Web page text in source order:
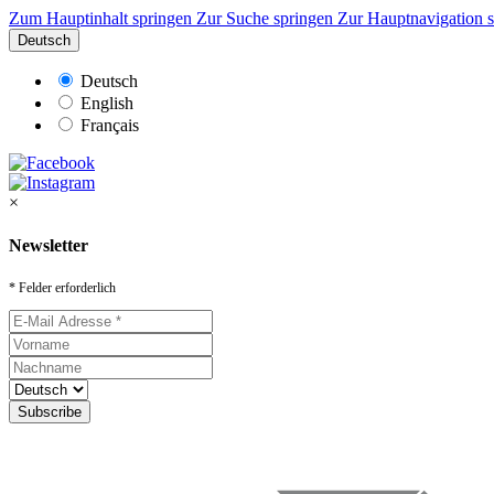
Zum Hauptinhalt springen Zur Suche springen Zur Hauptnavigation
Deutsch
Deutsch
English
Français
×
Newsletter
* Felder erforderlich